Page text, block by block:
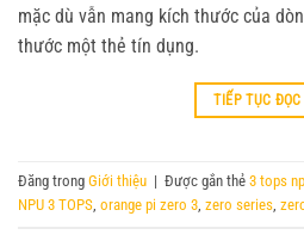
mặc dù vẫn mang kích thước của
thước một thẻ tín dụng.
TIẾP TỤC ĐỌC
Đăng trong Giới thiệu | Được gắn thẻ 3 tops
NPU 3 TOPS, orange pi zero 3, zero series,